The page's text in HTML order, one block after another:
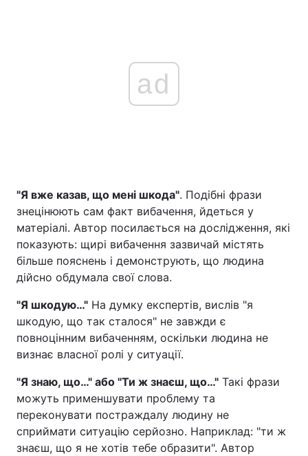
ad
"Я вже казав, що мені шкода". Подібні фрази
знецінюють сам факт вибачення, йдеться у
матеріалі. Автор посилається на дослідження, які
показують: щирі вибачення зазвичай містять
більше пояснень і демонструють, що людина
дійсно обдумала свої слова.
"Я шкодую…" На думку експертів, вислів "я
шкодую, що так сталося" не завжди є
повноцінним вибаченням, оскільки людина не
визнає власної ролі у ситуації.
"Я знаю, що…" або "Ти ж знаєш, що…" Такі фрази
можуть применшувати проблему та
переконувати постраждалу людину не
сприймати ситуацію серйозно. Наприклад: "ти ж
знаєш, що я не хотів тебе образити". Автор